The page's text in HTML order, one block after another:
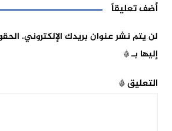
أضف تعليقاً
لن يتم نشر عنوان بريدك الإلكتروني.
إليها بـ*
التعليق*